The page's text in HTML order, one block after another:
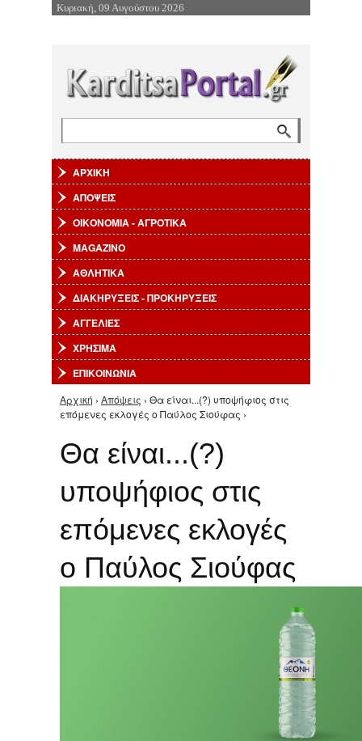
Επιστροφή στην Πλοήγηση
Κυριακή, 09 Αυγούστου 2026
ΑΡΧΙΚΗ
ΑΠΟΨΕΙΣ
ΟΙΚΟΝΟΜΙΑ - ΑΓΡΟΤΙΚΑ
MAGAZINO
ΑΘΛΗΤΙΚΑ
ΔΙΑΚΗΡΥΞΕΙΣ - ΠΡΟΚΗΡΥΞΕΙΣ
ΑΓΓΕΛΙΕΣ
ΧΡΗΣΙΜΑ
ΕΠΙΚΟΙΝΩΝΙΑ
Είστε εδώ
Αρχική › Απόψεις › Θα είναι...(?) υποψήφιος στις
επόμενες εκλογές ο Παύλος Σιούφας ›
Θα είναι...(?)
υποψήφιος στις
επόμενες εκλογές
ο Παύλος Σιούφας